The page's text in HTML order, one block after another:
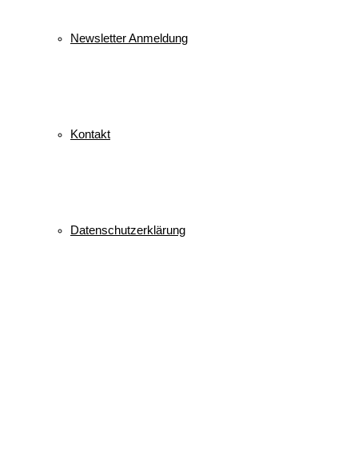
Newsletter Anmeldung
Kontakt
Datenschutzerklärung